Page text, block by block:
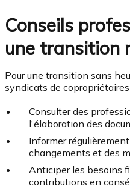
Conseils
une transition
Pour une transition sans
syndicats de copropriétaires
Consulter des
l'élaboration des
Informer
changements et des
Anticiper les besoins
contributions en